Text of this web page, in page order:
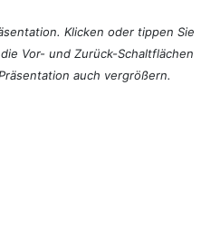
Klicken oder tippen Sie
Vor- und Zurück-Schaltflächen
auch vergrößern.